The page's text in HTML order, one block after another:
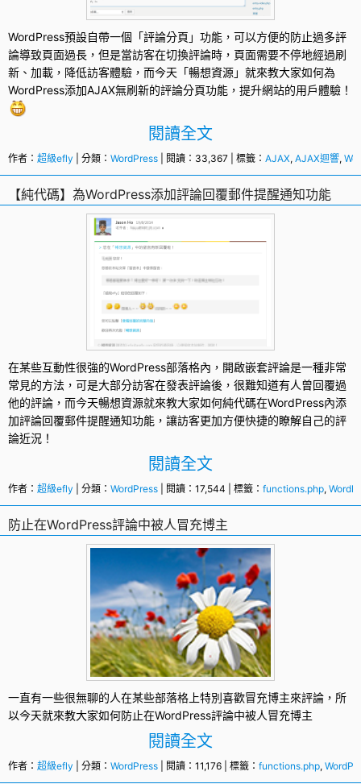
WordPress預設自帶一個「評論分頁」功能，可以方便的防止過多評
論導致頁面過長，但是當訪客在切換評論時，頁面需要不停地經過刷
新、加載，降低訪客體驗，而今天「暢想資源」就來教大家如何為
WordPress添加AJAX無刷新的評論分頁功能，提升網站的用戶體驗！
閱讀全文
作者： 超級efly | 分類： WordPress | 閱讀：33,367 | 標籤： AJAX, AJAX迴響,
【純代碼】為WordPress添加評論回覆郵件提醒通知功能
在某些互動性很強的WordPress部落格內，開啟嵌套評論是一種非常
常見的方法，可是大部分訪客在發表評論後，很難知道有人曾回覆過
他的評論，而今天暢想資源就來教大家如何純代碼在WordPress內添
加評論回覆郵件提醒通知功能，讓訪客更加方便快捷的瞭解自己的評
論近況！
閱讀全文
作者： 超級efly | 分類： WordPress | 閱讀：17,544 | 標籤： functions.php,
防止在WordPress評論中被人冒充博主
一直有一些很無聊的人在某些部落格上特別喜歡冒充博主來評論，所
以今天就來教大家如何防止在WordPress評論中被人冒充博主
閱讀全文
作者： 超級efly | 分類： WordPress | 閱讀：11,176 | 標籤： functions.php,